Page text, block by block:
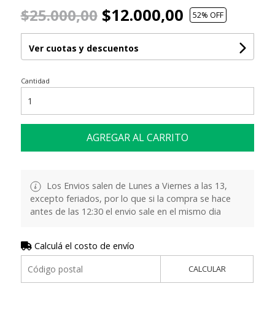
$25.000,00$12.000,00 52% OFF
Ver cuotas y descuentos
Cantidad
AGREGAR AL CARRITO
Los Envios salen de Lunes a Viernes a las 13,
excepto feriados, por lo que si la compra se hace
antes de las 12:30 el envio sale en el mismo dia
Calculá el costo de envío
CALCULAR